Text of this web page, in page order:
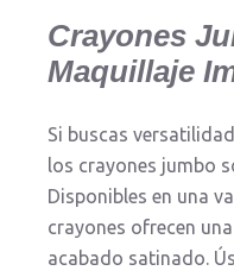
Crayones
Maquillaje
Si buscas
los crayones jumbo
Disponibles en una
crayones ofrecen
acabado satinado.